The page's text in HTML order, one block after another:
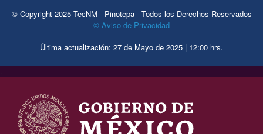
© Copyright 2025 TecNM - Pinotepa - Todos los Derechos Reservados
© Aviso de Privacidad
Última actualización: 27 de Mayo de 2025 | 12:00 hrs.
.